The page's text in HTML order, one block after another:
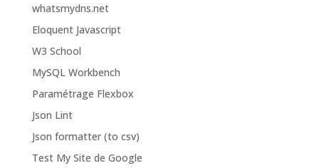
whatsmydns.net
Eloquent Javascript
W3 School
MySQL Workbench
Paramétrage Flexbox
Json Lint
Json formatter (to csv)
Test My Site de Google